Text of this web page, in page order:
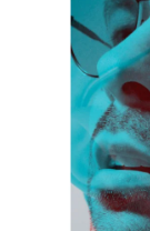
hviezdičiek.